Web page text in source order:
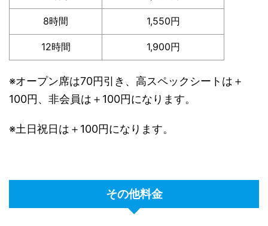
8時間 1,550円
12時間 1,900円
※オープン席は70円引き、高スペックシートは＋
100円、非会員は＋100円になります。
※土日祝日は＋100円になります。
その他料金